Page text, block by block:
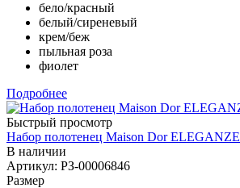
бело/красный
белый/сиреневый
крем/беж
пыльная роза
фиолет
Подробнее
Быстрый просмотр
Набор полотенец Maison Dor ELEGANZE
В наличии
Артикул: РЗ-00006846
Размер